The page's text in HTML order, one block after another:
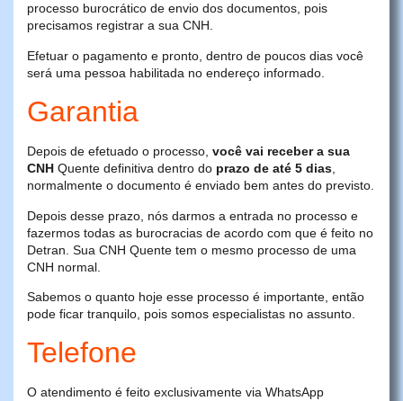
processo burocrático de envio dos documentos, pois
precisamos registrar a sua CNH.
Efetuar o pagamento e pronto, dentro de poucos dias você
será uma pessoa habilitada no endereço informado.
Garantia
Depois de efetuado o processo, você vai receber a sua
CNH Quente definitiva dentro do prazo de até 5 dias,
normalmente o documento é enviado bem antes do previsto.
Depois desse prazo, nós darmos a entrada no processo e
fazermos todas as burocracias de acordo com que é feito no
Detran. Sua CNH Quente tem o mesmo processo de uma
CNH normal.
Sabemos o quanto hoje esse processo é importante, então
pode ficar tranquilo, pois somos especialistas no assunto.
Telefone
O atendimento é feito exclusivamente via WhatsApp